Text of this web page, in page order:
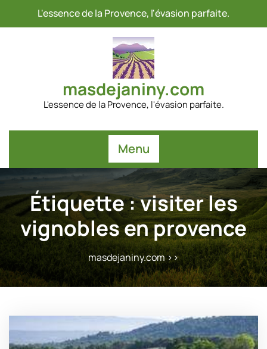
L'essence de la Provence, l'évasion parfaite.
masdejaniny.com
L'essence de la Provence, l'évasion parfaite.
Menu
Étiquette :visiter les
vignobles en provence
masdejaniny.com>>